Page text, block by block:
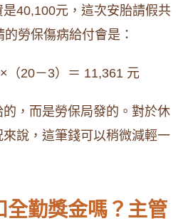
40,100元，這次安胎請假共
勞保傷病給付會是：
（20－3）＝ 11,361 元
，而是勞保局發的。對於休
說，這筆錢可以稍微減輕一
全勤獎金嗎？主管